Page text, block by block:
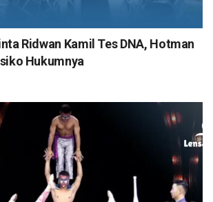
Ridwan Kamil Tes DNA, Hotman
Hukumnya